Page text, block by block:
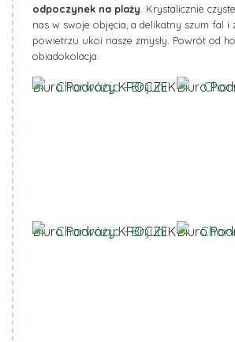
odpoczynek na plaży . Krystalicznie
nas w swoje objęcia, a delikatny szum fal i
powietrzu ukoi nasze zmysły. Powrót od
obiadokolacja.
Biuro Podróży KROCZEKBiuro
Biuro Podróży KROCZEKBiuro